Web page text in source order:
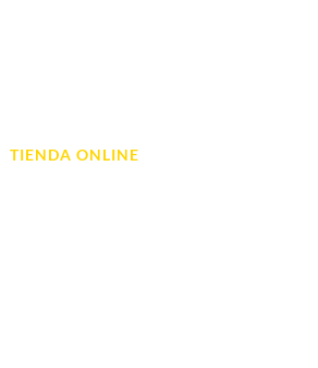
TIENDA ONLINE